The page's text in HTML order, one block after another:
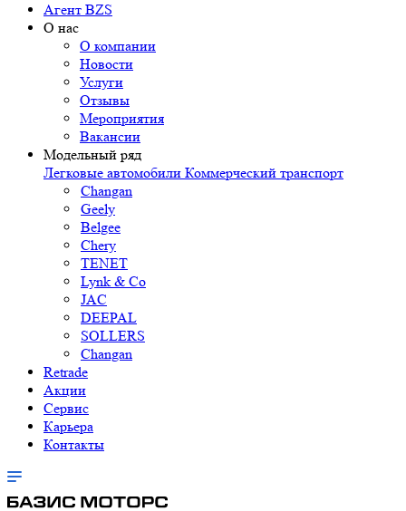
Агент BZS
О нас
О компании
Новости
Услуги
Отзывы
Мероприятия
Вакансии
Модельный ряд
Легковые автомобили Коммерческий транспорт
Changan
Geely
Belgee
Chery
TENET
Lynk & Co
JAC
DEEPAL
SOLLERS
Changan
Retrade
Акции
Сервис
Карьера
Контакты